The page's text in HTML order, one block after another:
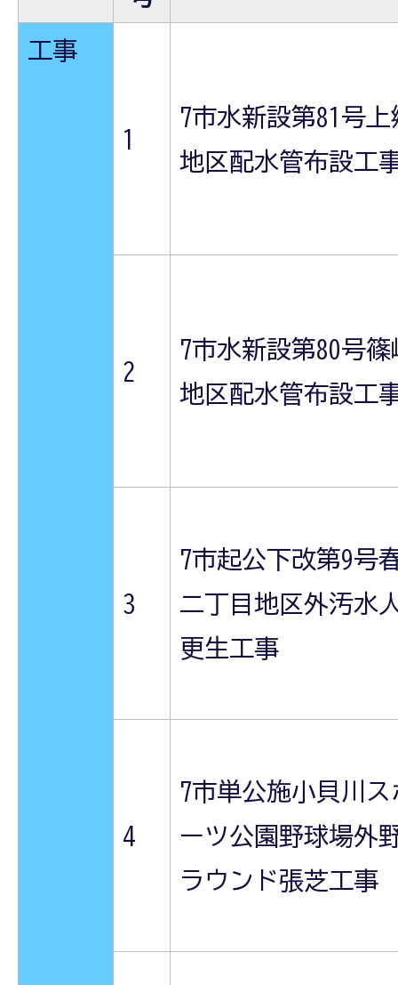
工事
1
7市水新設第81号上
地区配水管布設工
2
7市水新設第80号篠
地区配水管布設工
3
7市起公下改第9号
二丁目地区外汚水
更生工事
4
7市単公施小貝川ス
ーツ公園野球場外
ラウンド張芝工事